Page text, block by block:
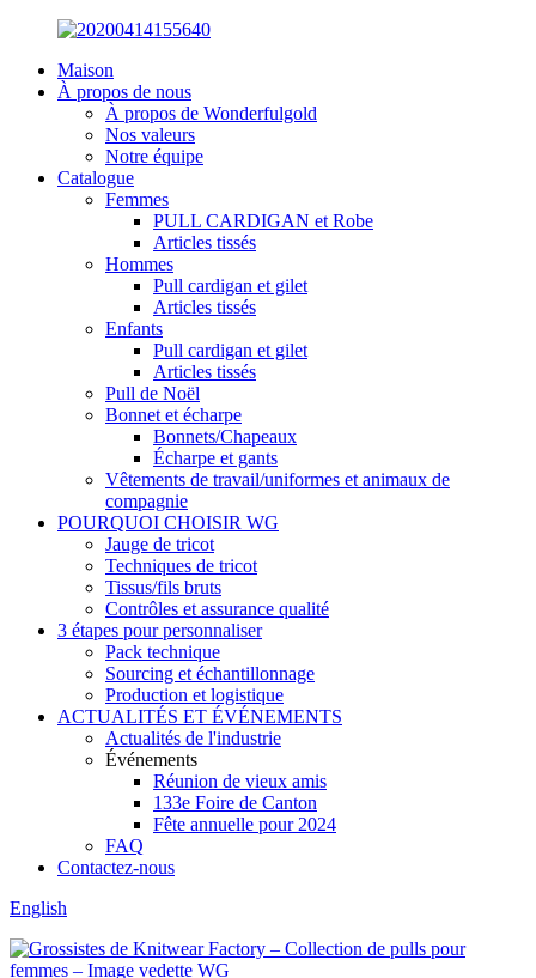
Maison
À propos de nous
À propos de Wonderfulgold
Nos valeurs
Notre équipe
Catalogue
Femmes
PULL CARDIGAN et Robe
Articles tissés
Hommes
Pull cardigan et gilet
Articles tissés
Enfants
Pull cardigan et gilet
Articles tissés
Pull de Noël
Bonnet et écharpe
Bonnets/Chapeaux
Écharpe et gants
Vêtements de travail/uniformes et animaux de
compagnie
POURQUOI CHOISIR WG
Jauge de tricot
Techniques de tricot
Tissus/fils bruts
Contrôles et assurance qualité
3 étapes pour personnaliser
Pack technique
Sourcing et échantillonnage
Production et logistique
ACTUALITÉS ET ÉVÉNEMENTS
Actualités de l'industrie
Événements
Réunion de vieux amis
133e Foire de Canton
Fête annuelle pour 2024
FAQ
Contactez-nous
English